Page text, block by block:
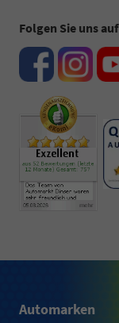
Folgen Sie uns auf
Automarken